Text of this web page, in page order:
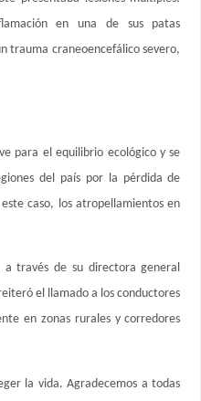
en una de sus patas
trauma craneoencefálico severo,
para el equilibrio ecológico y se
del país por la pérdida de
caso, los atropellamientos en
a través de su directora general
el llamado a los conductores
en zonas rurales y corredores
la vida. Agradecemos a todas